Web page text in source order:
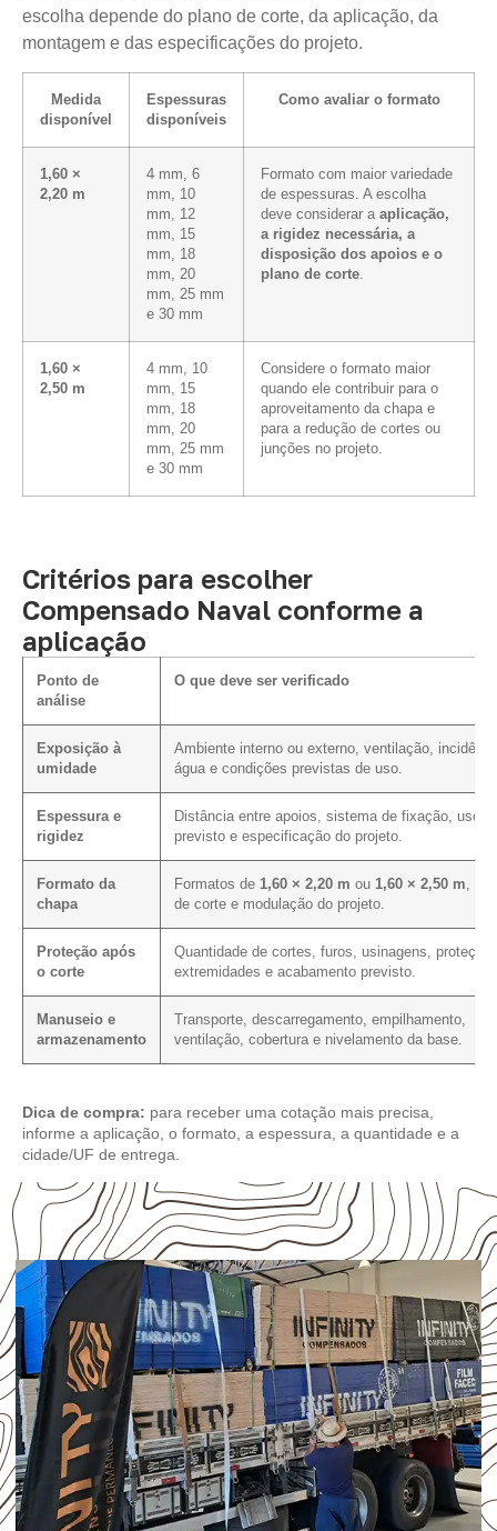
escolha depende do plano de corte, da aplicação, da
montagem e das especificações do projeto.
Medida
disponível
Espessuras
disponíveis
Como avaliar o formato
1,60 ×
2,20 m
4 mm, 6
mm, 10
mm, 12
mm, 15
mm, 18
mm, 20
mm, 25 mm
e 30 mm
Formato com maior variedade
de espessuras. A escolha
deve considerar a aplicação,
a rigidez necessária, a
disposição dos apoios e o
plano de corte.
1,60 ×
2,50 m
4 mm, 10
mm, 15
mm, 18
mm, 20
mm, 25 mm
e 30 mm
Considere o formato maior
quando ele contribuir para o
aproveitamento da chapa e
para a redução de cortes ou
junções no projeto.
Critérios para escolher
Compensado Naval conforme a
aplicação
Ponto de
análise
O que deve ser verificado
Exposição à
umidade
Ambiente interno ou externo, ventilação,
água e condições previstas de uso.
Espessura e
rigidez
Distância entre apoios, sistema de fixação, uso
previsto e especificação do projeto.
Formato da
chapa
Formatos de 1,60 × 2,20 m ou 1,60 × 2,50 m,
de corte e modulação do projeto.
Proteção após
o corte
Quantidade de cortes, furos, usinagens, proteção
extremidades e acabamento previsto.
Manuseio e
armazenamento
Transporte, descarregamento, empilhamento,
ventilação, cobertura e nivelamento da base.
Dica de compra: para receber uma cotação mais precisa,
informe a aplicação, o formato, a espessura, a quantidade e a
cidade/UF de entrega.